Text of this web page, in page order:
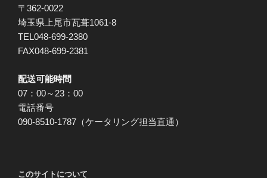
〒362-0022
埼玉県上尾市瓦葺1061-8
TEL048-699-2380
FAX048-699-2381
配送可能時間
07：00～23：00
電話番号
090-8510-1787（ケータリング担当直通）
このサイトについて